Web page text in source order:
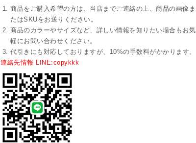
商品をご購入希望の方は、当店までご連絡の上、商品の画像ま
たはSKUをお送りください。
商品のカラーやサイズなど、詳しい情報を知りたい場合もお気
軽にお問い合わせください。
代引きにも対応しておりますが、10%の手数料がかかります。
連絡先情報 LINE:copykkk